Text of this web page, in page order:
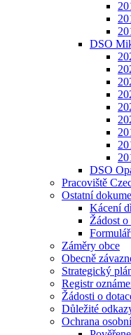
DSO
DSO
Pracoviště
Ostatní
Kácení
Žádost
Záměry obce
Obecně
Strategický
Registr
Žádosti o
Důležité
Ochrana